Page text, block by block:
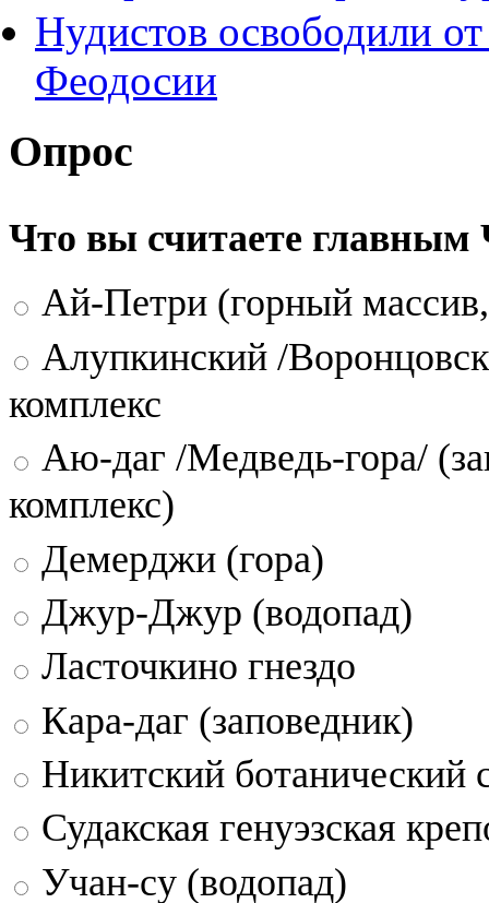
Нудистов освободили
Феодосии
Опрос
Что вы считаете
Ай-Петри (горный
Алупкинский /
комплекс
Аю-даг /Медведь-гора/
комплекс)
Демерджи (гора)
Джур-Джур (водопад)
Ласточкино гнездо
Кара-даг (заповедник)
Никитский ботанический
Судакская генуэзская
Учан-су (водопад)